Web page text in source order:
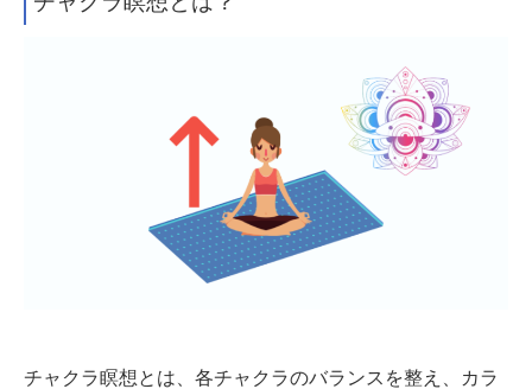
チャクラ瞑想とは、各チャクラのバランスを整え、カラ